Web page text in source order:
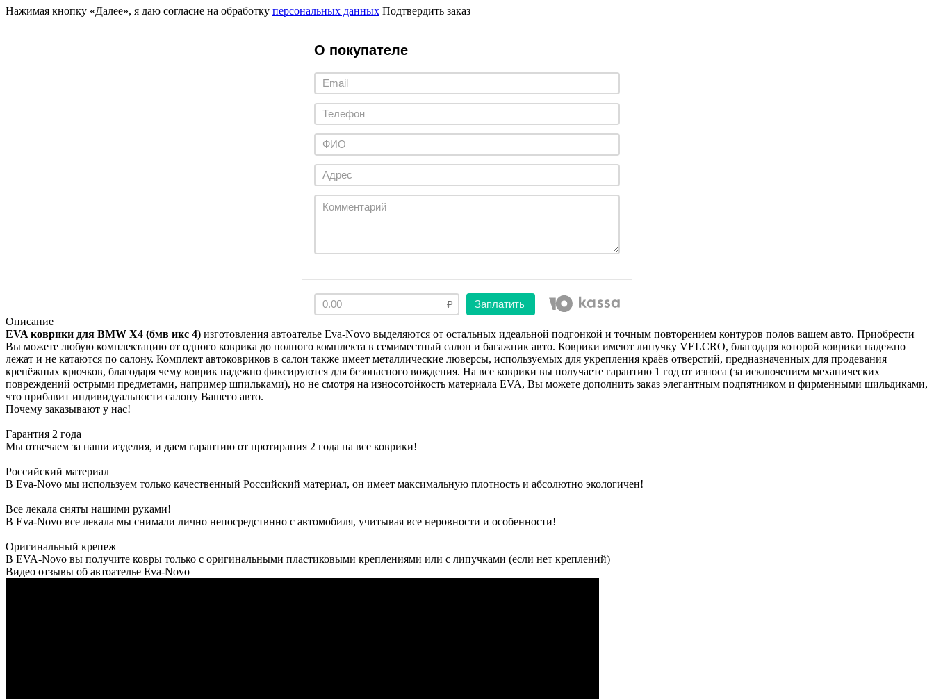
Нажимая кнопку «Далее», я даю согласие на обработку персональных данных Подтвердить заказ
О покупателе
Заплатить
Описание
EVA коврики для BMW X4 (бмв икс 4) изготовления автоателье Eva-Novo выделяются от остальных идеальной подгонкой и точным повторением контуров полов вашем авто. Приобрести
Вы можете любую комплектацию от одного коврика до полного комплекта в семиместный салон и багажник авто. Коврики имеют липучку VELCRO, благодаря которой коврики надежно
лежат и не катаются по салону. Комплект автоковриков в салон также имеет металлические люверсы, используемых для укрепления краёв отверстий, предназначенных для продевания
крепёжных крючков, благодаря чему коврик надежно фиксируются для безопасного вождения. На все коврики вы получаете гарантию 1 год от износа (за исключением механических
повреждений острыми предметами, например шпильками), но не смотря на износотойкость материала EVA, Вы можете дополнить заказ элегантным подпятником и фирменными шильдиками,
что прибавит индивидуальности салону Вашего авто.
Почему заказывают у нас!
Гарантия 2 года
Мы отвечаем за наши изделия, и даем гарантию от протирания 2 года на все коврики!
Российский материал
В Eva-Novo мы используем только качественный Российский материал, он имеет максимальную плотность и абсолютно экологичен!
Все лекала сняты нашими руками!
В Eva-Novo все лекала мы снимали лично непосредствнно с автомобиля, учитывая все неровности и особенности!
Оригинальный крепеж
В EVA-Novo вы получите ковры только с оригинальными пластиковыми креплениями или с липучками (если нет креплений)
Видео отзывы об автоателье Eva-Novo